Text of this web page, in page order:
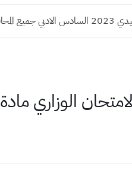
العراقية
الوزاري